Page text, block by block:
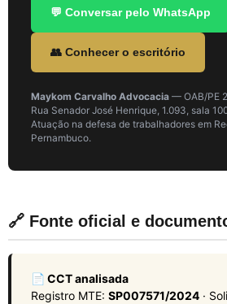
💬 Conversar pelo WhatsApp
👥 Conhecer o escritório
Maykom Carvalho Advocacia — OAB/PE
Rua Senador José Henrique, 1.093, sala
Atuação na defesa de trabalhadores em
Pernambuco.
🔗 Fonte oficial e
📄 CCT analisada
Registro MTE: SP007571/2024 ·